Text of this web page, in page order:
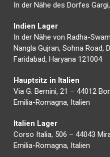
In der Nähe des Dorfes
Indien Lager
In der Nähe von Radha-
Nangla Gujran, Sohna Road,
Faridabad, Haryana 121004
Hauptsitz in Italien
Via G. Bernini, 21 – 44012
Emilia-Romagna, Italien
Italien Lager
Corso Italia, 506 – 44043
Emilia-Romagna, Italien